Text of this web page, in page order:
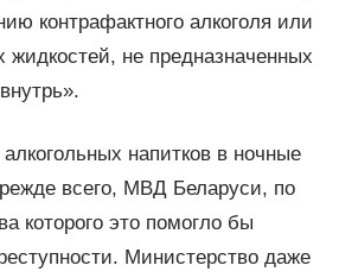
контрафактного алкоголя или
не предназначенных
напитков в ночные
всего, МВД Беларуси, по
которого это помогло бы
Министерство даже